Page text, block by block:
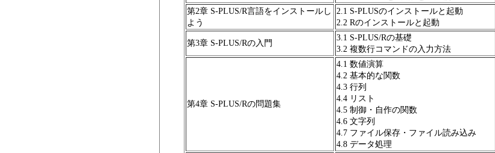
第2章 S-PLUS/R言語をインストールし
よう
2.1 S-PLUSのインストールと起動
2.2 Rのインストールと起動
第3章 S-PLUS/Rの入門
3.1 S-PLUS/Rの基礎
3.2 複数行コマンドの入力方法
第4章 S-PLUS/Rの問題集
4.1 数値演算
4.2 基本的な関数
4.3 行列
4.4 リスト
4.5 制御・自作の関数
4.6 文字列
4.7 ファイル保存・ファイル読み込み
4.8 データ処理